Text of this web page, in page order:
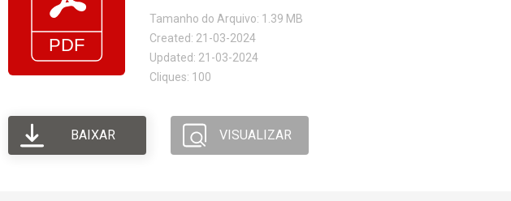
Tamanho do Arquivo: 1.39 MB
Created: 21-03-2024
Updated: 21-03-2024
Cliques: 100
BAIXAR VISUALIZAR